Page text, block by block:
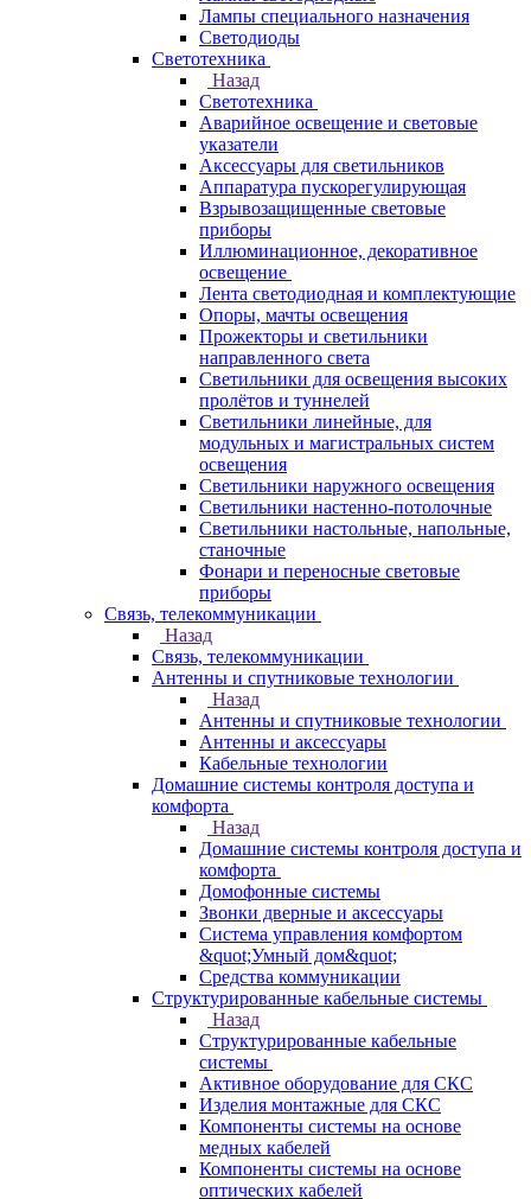
Лампы специального назначения
Светодиоды
Светотехника
Назад
Светотехника
Аварийное освещение и световые
указатели
Аксессуары для светильников
Аппаратура пускорегулирующая
Взрывозащищенные световые
приборы
Иллюминационное, декоративное
освещение
Лента светодиодная и комплектующие
Опоры, мачты освещения
Прожекторы и светильники
направленного света
Светильники для освещения высоких
пролётов и туннелей
Светильники линейные, для
модульных и магистральных систем
освещения
Светильники наружного освещения
Светильники настенно-потолочные
Светильники настольные, напольные,
станочные
Фонари и переносные световые
приборы
Связь, телекоммуникации
Назад
Связь, телекоммуникации
Антенны и спутниковые технологии
Назад
Антенны и спутниковые технологии
Антенны и аксессуары
Кабельные технологии
Домашние системы контроля доступа и
комфорта
Назад
Домашние системы контроля доступа и
комфорта
Домофонные системы
Звонки дверные и аксессуары
Система управления комфортом
&quot;Умный дом&quot;
Средства коммуникации
Структурированные кабельные системы
Назад
Структурированные кабельные
системы
Активное оборудование для СКС
Изделия монтажные для СКС
Компоненты системы на основе
медных кабелей
Компоненты системы на основе
оптических кабелей